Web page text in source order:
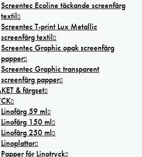
Screentec Ecoline täckande screenfärg
textil
Screentec T-print Lux Metallic
screenfärg textil
Screentec Graphic opak screenfärg
papper
Screentec Graphic transparent
screenfärg papper
& färgset
Linofärg 59 ml
Linofärg 150 ml
Linofärg 250 ml
Linoplattor
Papper för Linotryck